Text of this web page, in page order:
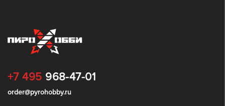
+7 495 968-47-01
order@pyrohobby.ru